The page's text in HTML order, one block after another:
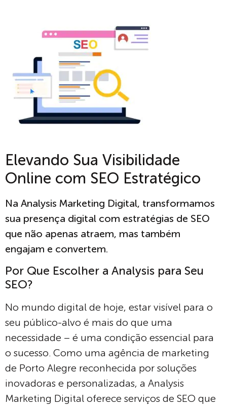
Elevando Sua Visibilidade
Online com SEO Estratégico
Na Analysis Marketing Digital, transformamos
sua presença digital com estratégias de SEO
que não apenas atraem, mas também
engajam e convertem.
Por Que Escolher a Analysis para Seu
SEO?
No mundo digital de hoje, estar visível para o
seu público-alvo é mais do que uma
necessidade – é uma condição essencial para
o sucesso. Como uma agência de marketing
de Porto Alegre reconhecida por soluções
inovadoras e personalizadas, a Analysis
Marketing Digital oferece serviços de SEO que